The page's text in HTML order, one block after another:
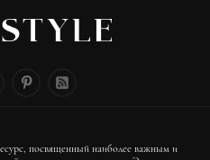
посвященный наиболее важным и